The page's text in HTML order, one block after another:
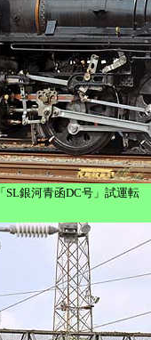
銀河青函DC号」試運転